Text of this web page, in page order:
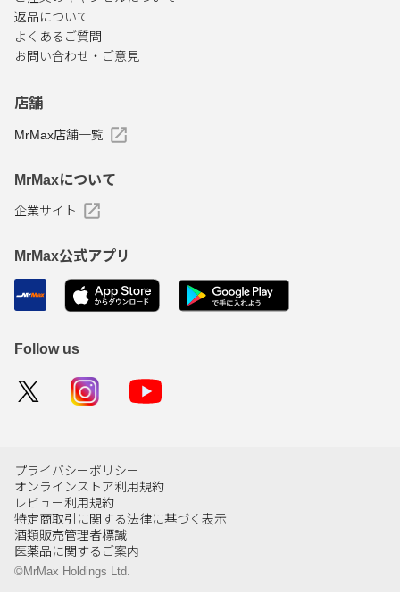
返品について
よくあるご質問
お問い合わせ・ご意見
店舗
MrMax店舗一覧
MrMaxについて
企業サイト
MrMax公式アプリ
Follow us
プライバシーポリシー
オンラインストア利用規約
レビュー利用規約
特定商取引に関する法律に基づく表示
酒類販売管理者標識
医薬品に関するご案内
©MrMax Holdings Ltd.